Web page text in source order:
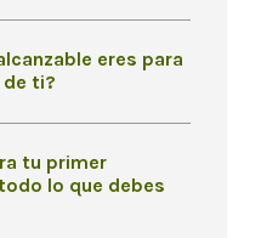
eres para
de ti?
tu primer
lo que debes